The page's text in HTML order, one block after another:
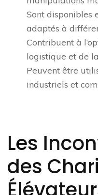
Sont disponibles
adaptés à
Contribuent à
logistique et de
Peuvent être
industriels et
Les
des